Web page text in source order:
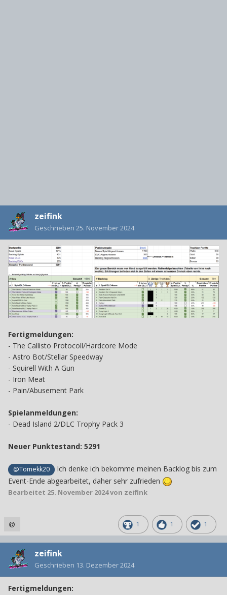
zeifink
Geschrieben 25. November 2024
Fertigmeldungen:
- The Callisto Protocoll/Hardcore Mode
- Astro Bot/Stellar Speedway
- Squirell With A Gun
- Iron Meat
- Pain/Abusement Park
Spielanmeldungen:
- Dead Island 2/DLC Trophy Pack 3
Neuer Punktestand: 5291
@Tomekk20
Ich denke ich bekomme meinen Backlog bis zum
Event-Ende abgearbeitet, daher sehr zufrieden
Bearbeitet 25. November 2024von zeifink
1 1 1
zeifink
Geschrieben 13. Dezember 2024
Fertigmeldungen: